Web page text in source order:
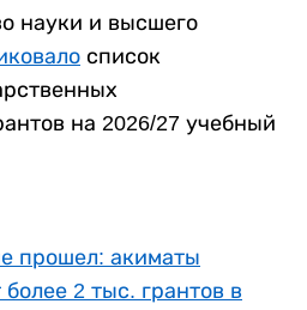
науки и высшего
список
на 2026/27 учебный
прошел: акиматы
2 тыс. грантов в